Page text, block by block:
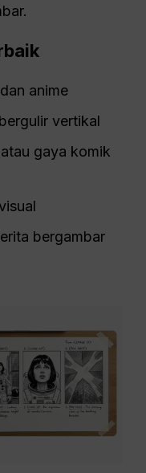
anime
vertikal
gaya komik
bergambar